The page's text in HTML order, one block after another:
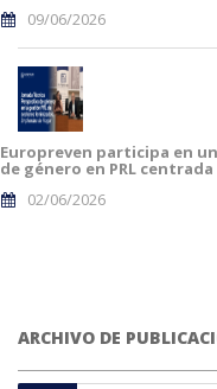
09/06/2026
Europreven participa en
de género en PRL
02/06/2026
ARCHIVO DE